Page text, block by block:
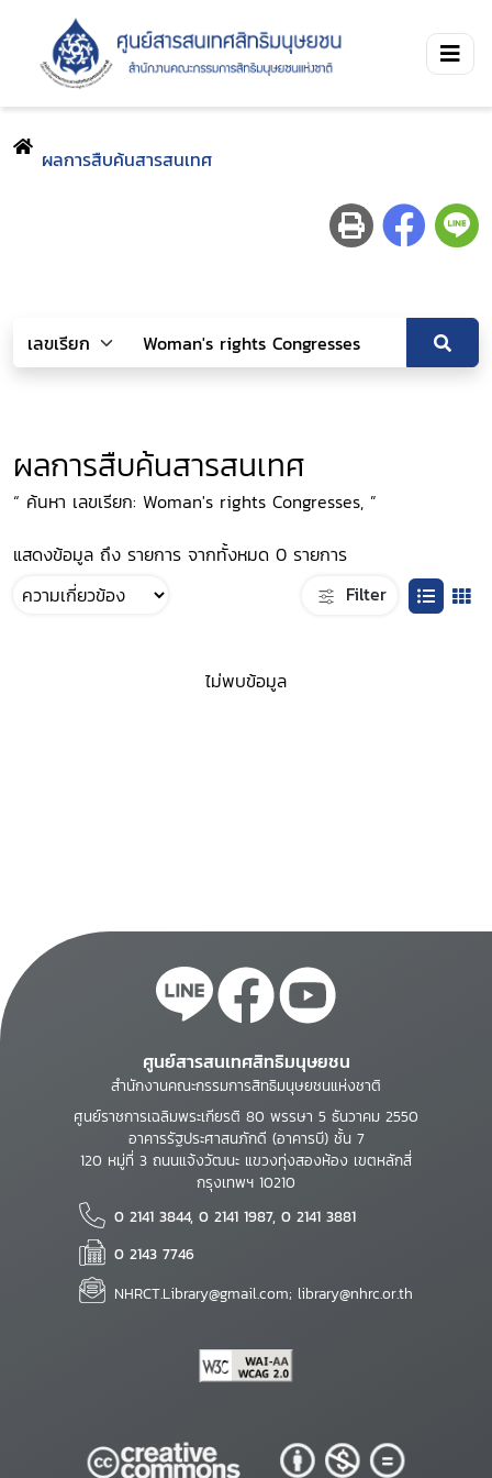
ผลการสืบค้นสารสนเทศ
ผลการสืบค้นสารสนเทศ
“ ค้นหา เลขเรียก: Woman's rights Congresses, ”
แสดงข้อมูล ถึง รายการ จากทั้งหมด 0 รายการ
Filter
ไม่พบข้อมูล
ศูนย์สารสนเทศสิทธิมนุษยชน
สำนักงานคณะกรรมการสิทธิมนุษยชนแห่งชาติ
ศูนย์ราชการเฉลิมพระเกียรติ 80 พรรษา 5 ธันวาคม 2550
อาคารรัฐประศาสนภักดี (อาคารบี) ชั้น 7
120 หมู่ที่ 3 ถนนแจ้งวัฒนะ แขวงทุ่งสองห้อง เขตหลักสี่
กรุงเทพฯ 10210
0 2141 3844, 0 2141 1987, 0 2141 3881
0 2143 7746
NHRCT.Library@gmail.com; library@nhrc.or.th